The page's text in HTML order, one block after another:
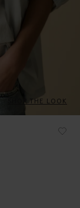
SHOP THE LOOK